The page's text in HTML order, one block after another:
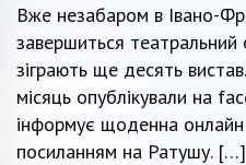
Вже незабаром в Івано-
завершиться театральний
зіграють ще десять
місяць опублікували на
інформує щоденна онлайн
посиланням на Ратушу. […]